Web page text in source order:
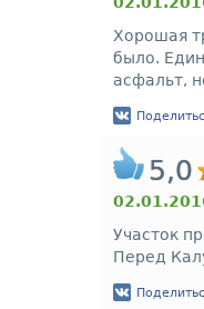
Хорошая
было.
асфальт,
5,0
Участок
Перед